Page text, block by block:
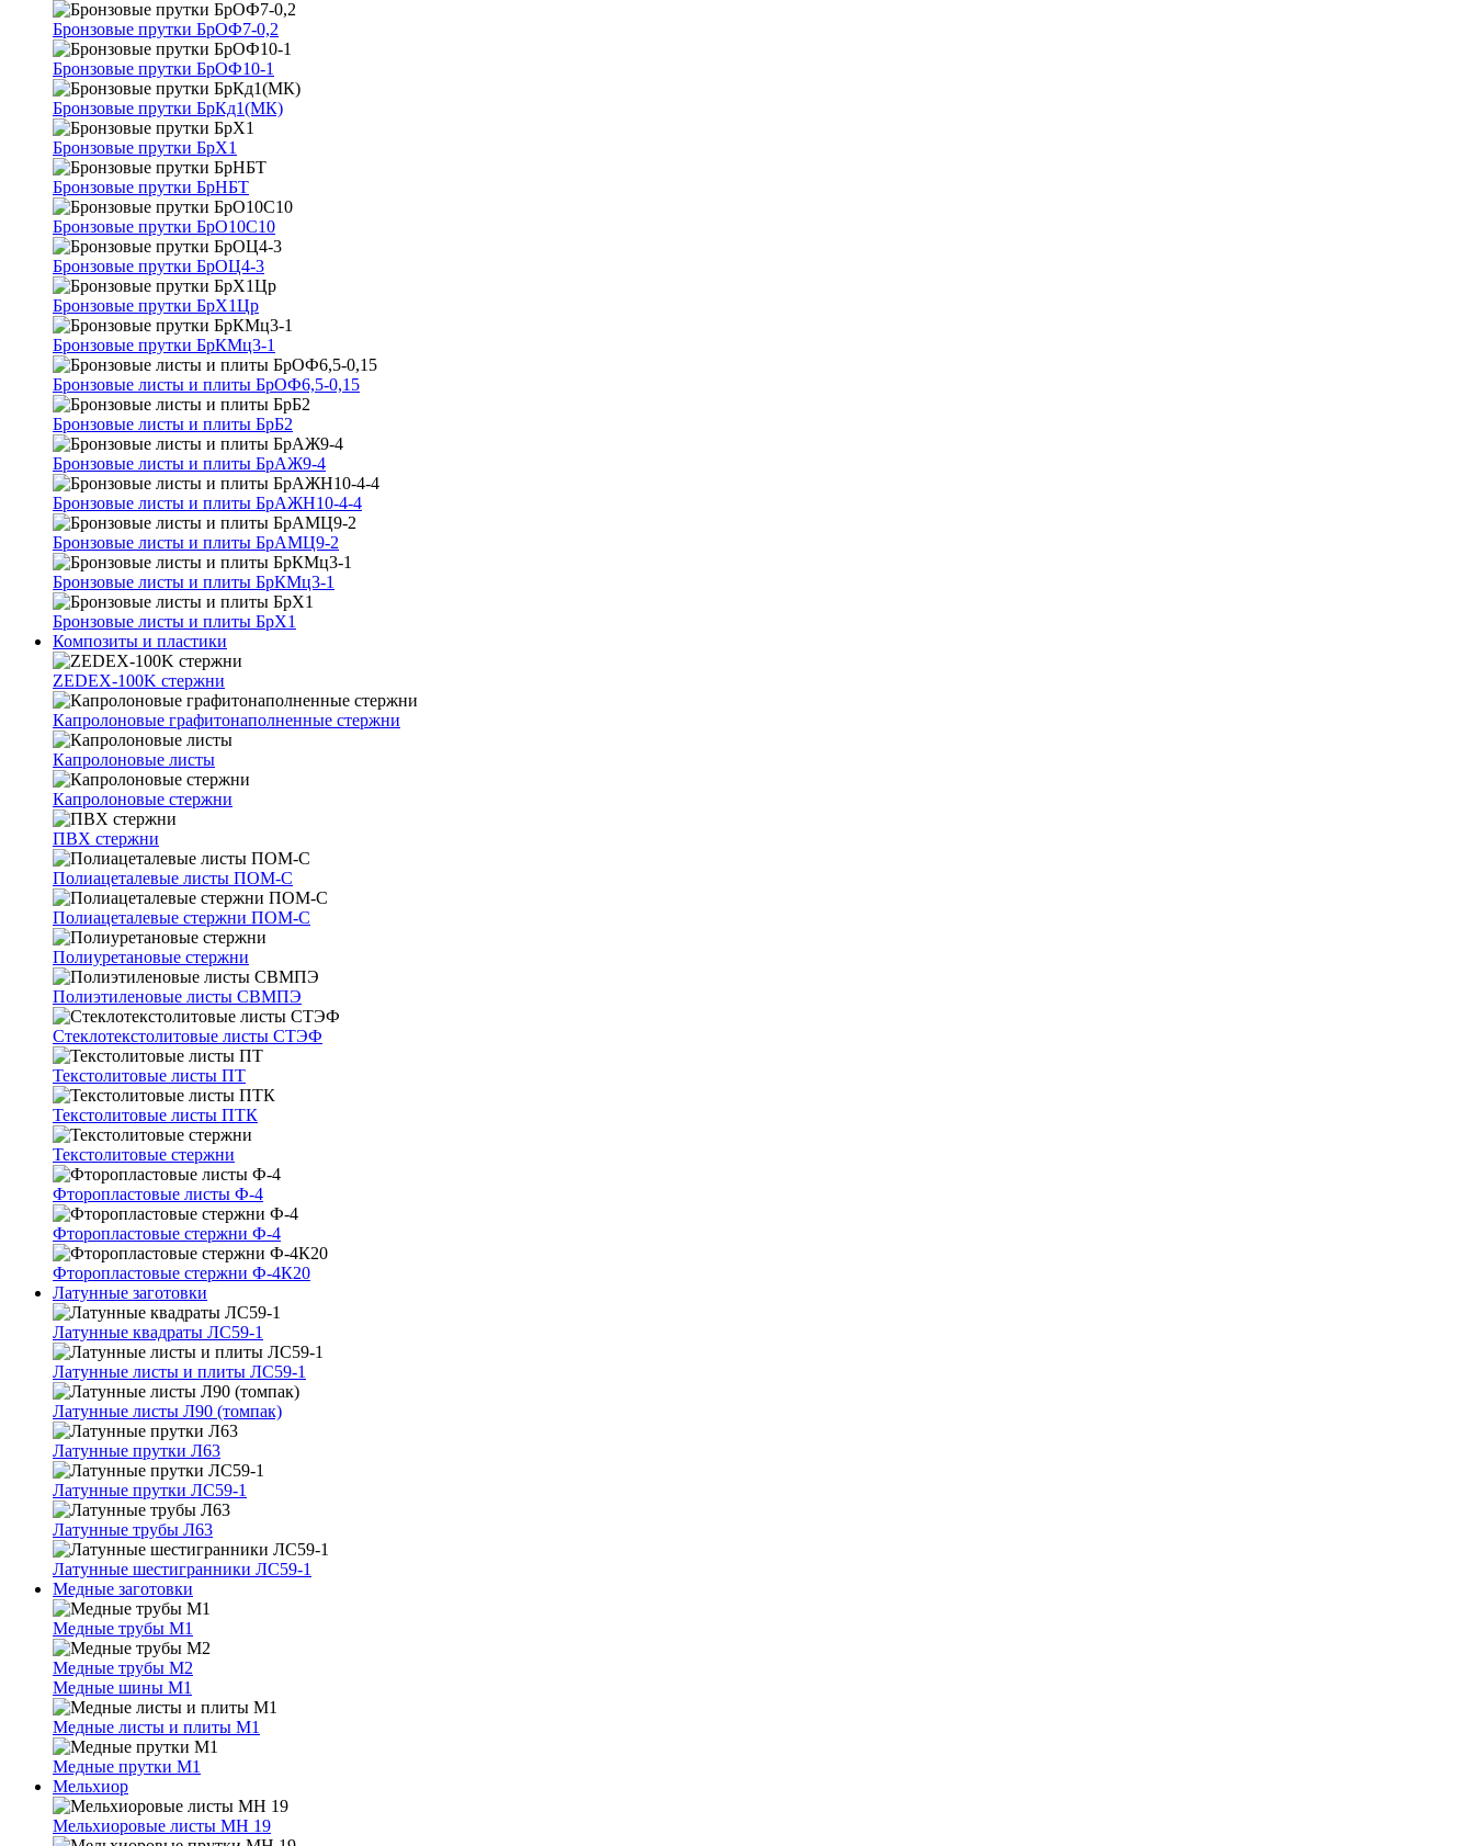
Бронзовые прутки БрОФ7-0,2
Бронзовые прутки БрОФ10-1
Бронзовые прутки БрКд1(МК)
Бронзовые прутки БрХ1
Бронзовые прутки БрНБТ
Бронзовые прутки БрО10С10
Бронзовые прутки БрОЦ4-3
Бронзовые прутки БрХ1Цр
Бронзовые прутки БрКМц3-1
Бронзовые листы и плиты БрОФ6,5-0,15
Бронзовые листы и плиты БрБ2
Бронзовые листы и плиты БрАЖ9-4
Бронзовые листы и плиты БрАЖН10-4-4
Бронзовые листы и плиты БрАМЦ9-2
Бронзовые листы и плиты БрКМц3-1
Бронзовые листы и плиты БрХ1
Композиты и пластики
ZEDEX-100K стержни
Капролоновые графитонаполненные стержни
Капролоновые листы
Капролоновые стержни
ПВХ стержни
Полиацеталевые листы ПОМ-С
Полиацеталевые стержни ПОМ-С
Полиуретановые стержни
Полиэтиленовые листы СВМПЭ
Стеклотекстолитовые листы СТЭФ
Текстолитовые листы ПТ
Текстолитовые листы ПТК
Текстолитовые стержни
Фторопластовые листы Ф-4
Фторопластовые стержни Ф-4
Фторопластовые стержни Ф-4К20
Латунные заготовки
Латунные квадраты ЛС59-1
Латунные листы и плиты ЛС59-1
Латунные листы Л90 (томпак)
Латунные прутки Л63
Латунные прутки ЛС59-1
Латунные трубы Л63
Латунные шестигранники ЛС59-1
Медные заготовки
Медные трубы М1
Медные трубы М2
Медные шины М1
Медные листы и плиты М1
Медные прутки М1
Мельхиор
Мельхиоровые листы МН 19